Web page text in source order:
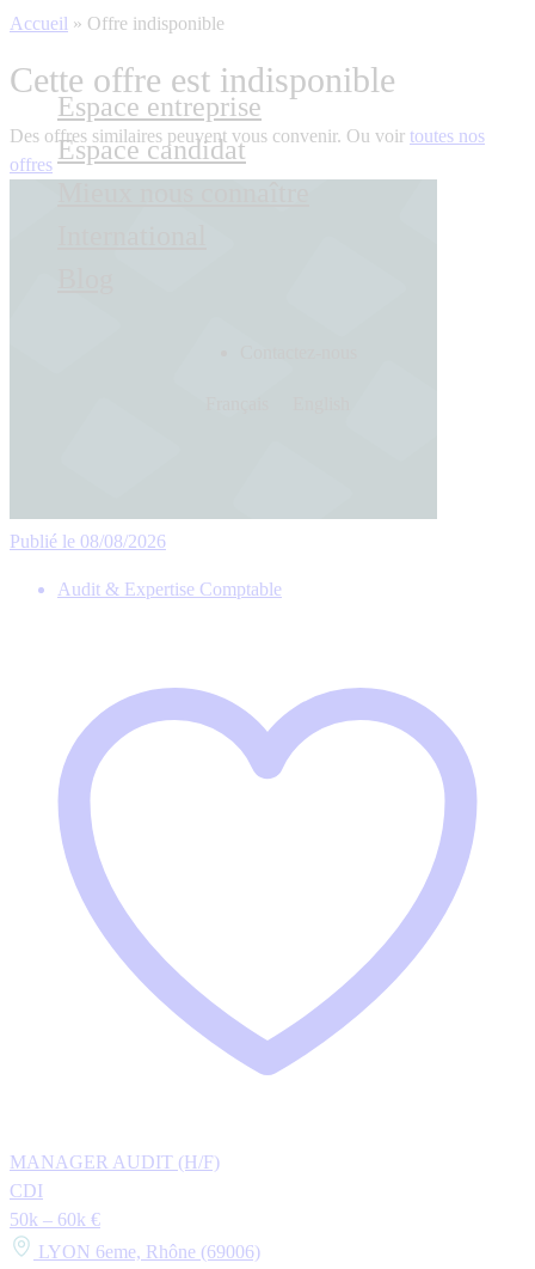
Espace entreprise
Espace candidat
Accueil » Offre indisponible
Cette offre est indisponible
Des offres similaires peuvent vous convenir. Ou voir toutes nos
offres
Publié le 08/08/2026
Audit & Expertise Comptable
MANAGER AUDIT (H/F)
CDI
50k – 60k €
LYON 6eme, Rhône (69006)